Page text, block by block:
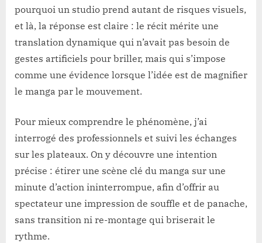
pourquoi un studio prend autant de risques visuels,
et là, la réponse est claire : le récit mérite une
translation dynamique qui n’avait pas besoin de
gestes artificiels pour briller, mais qui s’impose
comme une évidence lorsque l’idée est de magnifier
le manga par le mouvement.
Pour mieux comprendre le phénomène, j’ai
interrogé des professionnels et suivi les échanges
sur les plateaux. On y découvre une intention
précise : étirer une scène clé du manga sur une
minute d’action ininterrompue, afin d’offrir au
spectateur une impression de souffle et de panache,
sans transition ni re-montage qui briserait le
rythme.